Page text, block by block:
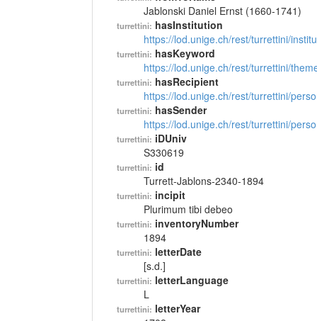
Jablonski Daniel Ernst (1660-1741)
turrettini: hasInstitution
https://lod.unige.ch/rest/turrettini/
turrettini: hasKeyword
https://lod.unige.ch/rest/turrettini/
turrettini: hasRecipient
https://lod.unige.ch/rest/turrettini/
turrettini: hasSender
https://lod.unige.ch/rest/turrettini/
turrettini: iDUniv
S330619
turrettini: id
Turrett-Jablons-2340-1894
turrettini: incipit
Plurimum tibi debeo
turrettini: inventoryNumber
1894
turrettini: letterDate
[s.d.]
turrettini: letterLanguage
L
turrettini: letterYear